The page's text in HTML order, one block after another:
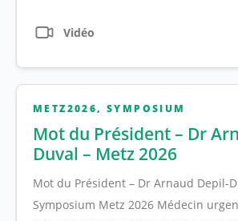
Vidéo
METZ2026,SYMPOSIUM
Mot du Président – Dr
Duval – Metz 2026
Mot du Président – Dr Arnaud Depil-
Symposium Metz 2026 Médecin